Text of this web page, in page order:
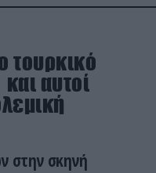
τουρκικό
αυτοί
στην σκηνή